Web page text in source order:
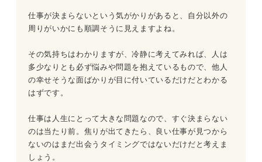
仕事が決まらないという気がかりがあると、自分以外の
周りがいかにも順調そうに見えますよね。
その気持ちはわかりますが、冷静に考えてみれば、人は
多少なりとも必ず悩みや問題を抱えているもので、他人
の幸せそうな面ばかりが目に付いているだけだとわかる
はずです。
仕事は人生にとって大きな問題なので、すぐ決まらない
のは当たり前。焦りが出てきたら、良い仕事が見つから
ないのはまだ出会うタイミングではないだけだと考えま
しょう。